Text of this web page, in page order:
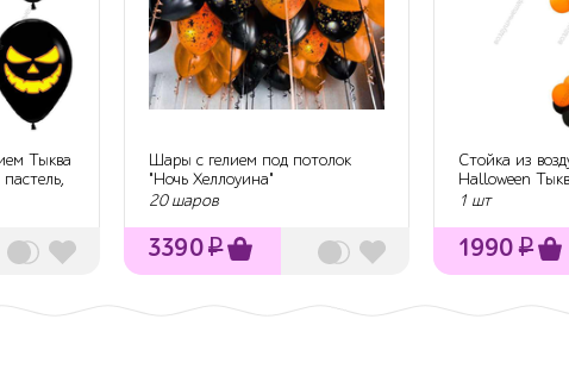
Тыква
Шары с гелием под потолок
"Ночь Хеллоуина"
20 шаров
3390₽
Стойка из
Halloween
1 шт
1990₽